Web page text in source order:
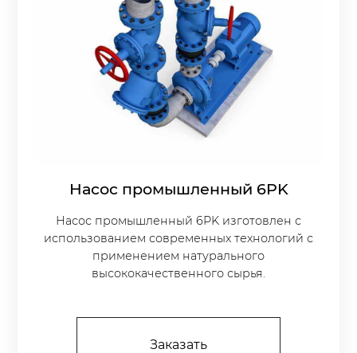
Насос промышленный 6PK
Насос промышленный 6PK изготовлен с
использованием современных технологий с
применением натурального
высококачественного сырья.
Заказать